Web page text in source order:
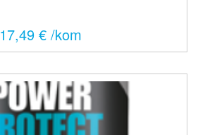
17,49 € /kom